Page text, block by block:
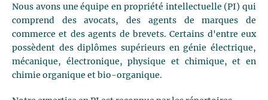
Nous avons une équipe en propriété intellectuelle (PI) qui
comprend des avocats, des agents de marques de
commerce et des agents de brevets. Certains d'entre eux
possèdent des diplômes supérieurs en génie électrique,
mécanique, électronique, physique et chimique, et en
chimie organique et bio-organique.